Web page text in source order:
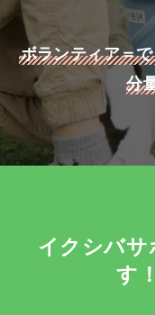
ボランティア＝
分
イクシバサ
す